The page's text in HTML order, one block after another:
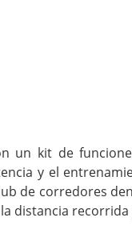
un kit de
y el
de corredores
distancia recorrida